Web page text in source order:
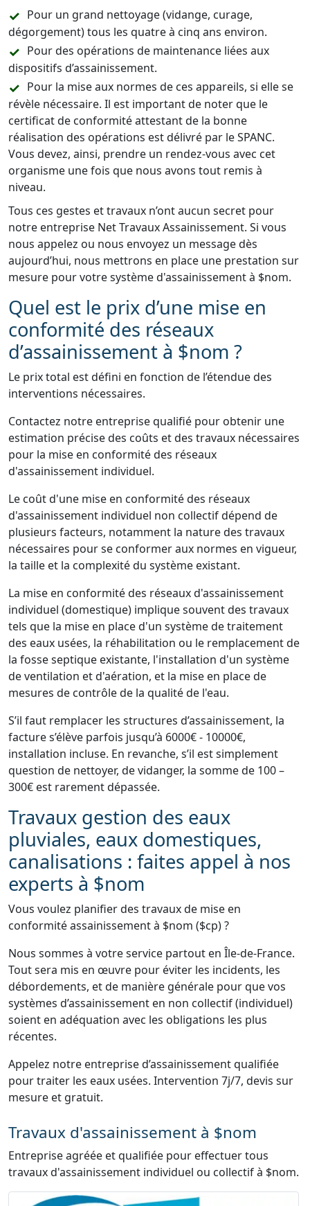
Pour un grand nettoyage (vidange, curage,
dégorgement) tous les quatre à cinq ans environ.
Pour des opérations de maintenance liées aux
dispositifs d’assainissement.
Pour la mise aux normes de ces appareils, si elle se
révèle nécessaire. Il est important de noter que le
certificat de conformité attestant de la bonne
réalisation des opérations est délivré par le SPANC.
Vous devez, ainsi, prendre un rendez-vous avec cet
organisme une fois que nous avons tout remis à
niveau.
Tous ces gestes et travaux n’ont aucun secret pour
notre entreprise Net Travaux Assainissement. Si vous
nous appelez ou nous envoyez un message dès
aujourd’hui, nous mettrons en place une prestation sur
mesure pour votre système d'assainissement à $nom.
Quel est le prix d’une mise en
conformité des réseaux
d’assainissement à $nom ?
Le prix total est défini en fonction de l’étendue des
interventions nécessaires.
Contactez notre entreprise qualifié pour obtenir une
estimation précise des coûts et des travaux nécessaires
pour la mise en conformité des réseaux
d'assainissement individuel.
Le coût d'une mise en conformité des réseaux
d'assainissement individuel non collectif dépend de
plusieurs facteurs, notamment la nature des travaux
nécessaires pour se conformer aux normes en vigueur,
la taille et la complexité du système existant.
La mise en conformité des réseaux d'assainissement
individuel (domestique) implique souvent des travaux
tels que la mise en place d'un système de traitement
des eaux usées, la réhabilitation ou le remplacement de
la fosse septique existante, l'installation d'un système
de ventilation et d'aération, et la mise en place de
mesures de contrôle de la qualité de l'eau.
S’il faut remplacer les structures d’assainissement, la
facture s’élève parfois jusqu’à 6000€ - 10000€,
installation incluse. En revanche, s’il est simplement
question de nettoyer, de vidanger, la somme de 100 –
300€ est rarement dépassée.
Travaux gestion des eaux
pluviales, eaux domestiques,
canalisations : faites appel à nos
experts à $nom
Vous voulez planifier des travaux de mise en
conformité assainissement à $nom ($cp) ?
Nous sommes à votre service partout en Île-de-France.
Tout sera mis en œuvre pour éviter les incidents, les
débordements, et de manière générale pour que vos
systèmes d’assainissement en non collectif (individuel)
soient en adéquation avec les obligations les plus
récentes.
Appelez notre entreprise d’assainissement qualifiée
pour traiter les eaux usées. Intervention 7j/7, devis sur
mesure et gratuit.
Travaux d'assainissement à $nom
Entreprise agréée et qualifiée pour effectuer tous
travaux d'assainissement individuel ou collectif à $nom.